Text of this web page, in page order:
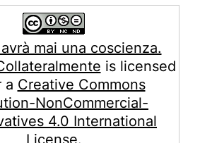
avrà mai una coscienza.
is licensed
a Creative Commons
NonCommercial-
4.0 International